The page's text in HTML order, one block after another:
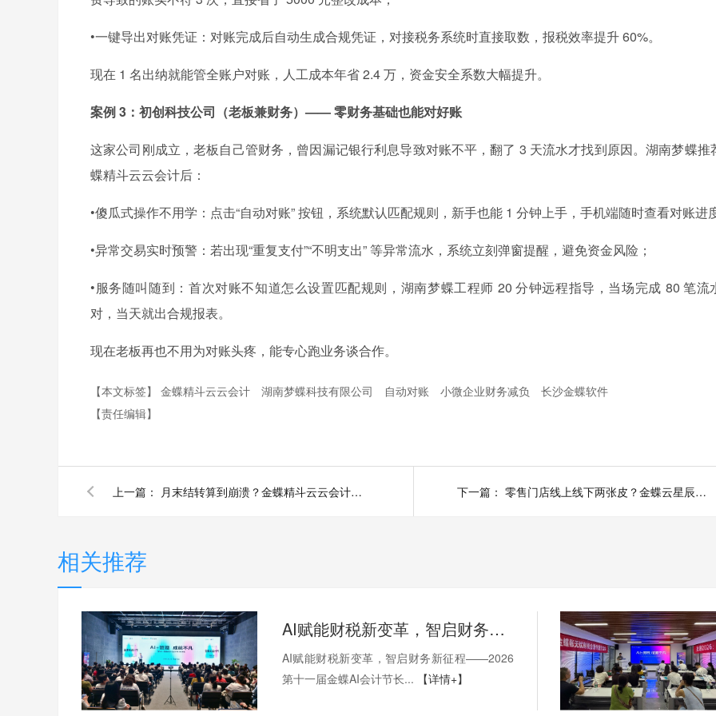
•一键导出对账凭证：对账完成后自动生成合规凭证，对接税务系统时直接取数，报税效率提升 60%。
现在 1 名出纳就能管全账户对账，人工成本年省 2.4 万，资金安全系数大幅提升。
案例 3：初创科技公司（老板兼财务）—— 零财务基础也能对好账
这家公司刚成立，老板自己管财务，曾因漏记银行利息导致对账不平，翻了 3 天流水才找到原因。湖南梦蝶推
蝶精斗云云会计后：
•傻瓜式操作不用学：点击“自动对账” 按钮，系统默认匹配规则，新手也能 1 分钟上手，手机端随时查看对账进
•异常交易实时预警：若出现“重复支付”“不明支出” 等异常流水，系统立刻弹窗提醒，避免资金风险；
•服务随叫随到：首次对账不知道怎么设置匹配规则，湖南梦蝶工程师 20 分钟远程指导，当场完成 80 笔流
对，当天就出合规报表。
现在老板再也不用为对账头疼，能专心跑业务谈合作。
【本文标签】 金蝶精斗云云会计 湖南梦蝶科技有限公司 自动对账 小微企业财务减负
长沙金蝶软件
【责任编辑】
上一篇： 月末结转算到崩溃？金蝶精斗云云会计自动结转损益，1分钟搞定结账，报表精准无误！ 下一篇： 零售门店线上线下两张皮？金蝶云星辰一体化方案，商品/库存/会员数据实时同步，拓客更轻松！
相关推荐
AI赋能财税新变革，智启财务新征程——2026第十一届金蝶 AI 会计节长沙站圆满落幕！
AI赋能财税新变革，智启财务新征程——2026
第十一届金蝶AI会计节长...
【详情+】